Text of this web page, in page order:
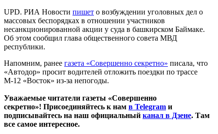
UPD. РИА Новости пишет о возбуждении уголовных дел о
массовых беспорядках в отношении участников
несанкционированной акции у суда в башкирском Баймаке.
Об этом сообщил глава общественного совета МВД
республики.
Напомним, ранее газета «Совершенно секретно» писала, что
«Автодор» просит водителей отложить поездки по трассе
М-12 «Восток» из-за непогоды.
Уважаемые читатели газеты «Совершенно
секретно»! Присоединяйтесь к нам в Telegram и
подписывайтесь на наш официальный канал в Дзене. Там
все самое интересное.